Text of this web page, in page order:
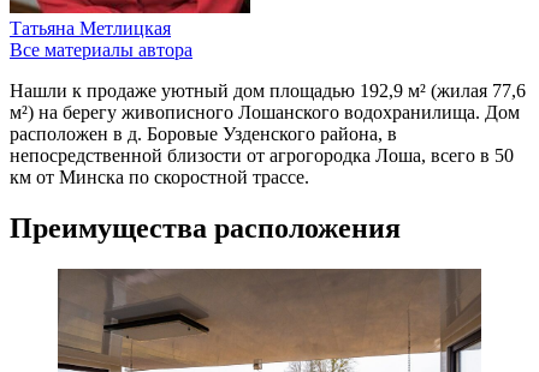
Татьяна Метлицкая
Все материалы автора
Нашли к продаже уютный дом площадью 192,9 м² (жилая 77,6
м²) на берегу живописного Лошанского водохранилища. Дом
расположен в д. Боровые Узденского района, в
непосредственной близости от агрогородка Лоша, всего в 50
км от Минска по скоростной трассе.
Преимущества расположения